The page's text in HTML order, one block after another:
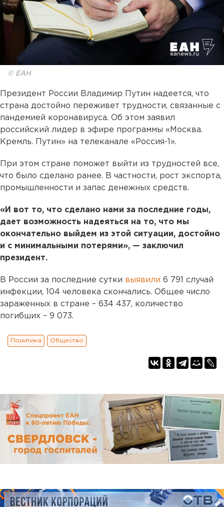
© ЕАН
Президент России Владимир Путин надеется, что
страна достойно переживет трудности, связанные с
пандемией коронавируса. Об этом заявил
российский лидер в эфире программы «Москва.
Кремль. Путин» на телеканале «Россия-1».
При этом стране поможет выйти из трудностей все,
что было сделано ранее. В частности, рост экспорта,
промышленности и запас денежных средств.
«И вот то, что сделано нами за последние годы,
дает возможность надеяться на то, что мы
окончательно выйдем из этой ситуации, достойно
и с минимальными потерями», — заключил
президент.
В России за последние сутки выявили 6 791 случай
инфекции, 104 человека скончались. Общее число
зараженных в стране – 634 437, количество
погибших – 9 073.
Политика Общество